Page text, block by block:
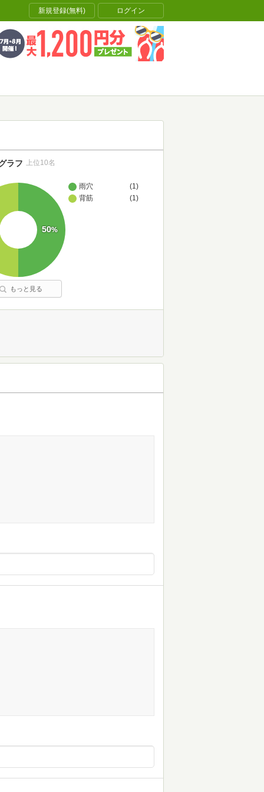
新規登録(無料) ログイン
雨穴
(1)
背筋
(1)
50%
ラフ 上位10名
もっと見る